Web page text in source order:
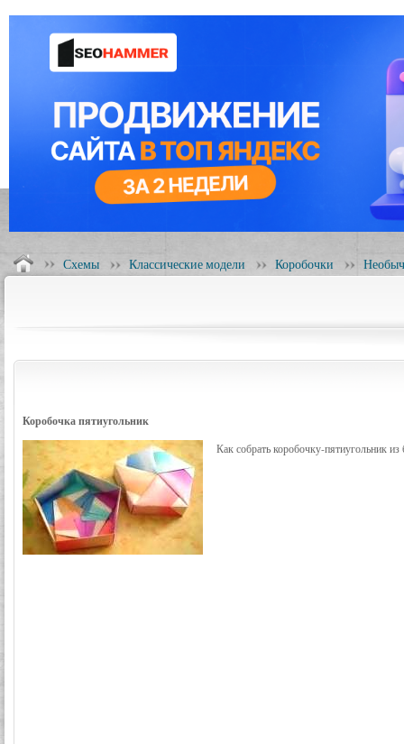
Схемы Классические модели Коробочки
Коробочка пятиугольник
Как собрать коробочку-пятиугольник